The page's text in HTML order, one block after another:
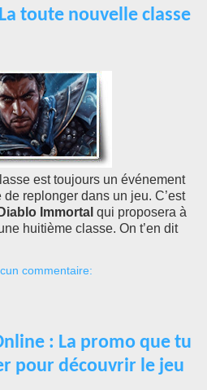
toute nouvelle classe
est toujours un événement
replonger dans un jeu. C’est
Diablo Immortal qui proposera à
huitième classe. On t’en dit
commentaire:
: La promo que tu
pour découvrir le jeu